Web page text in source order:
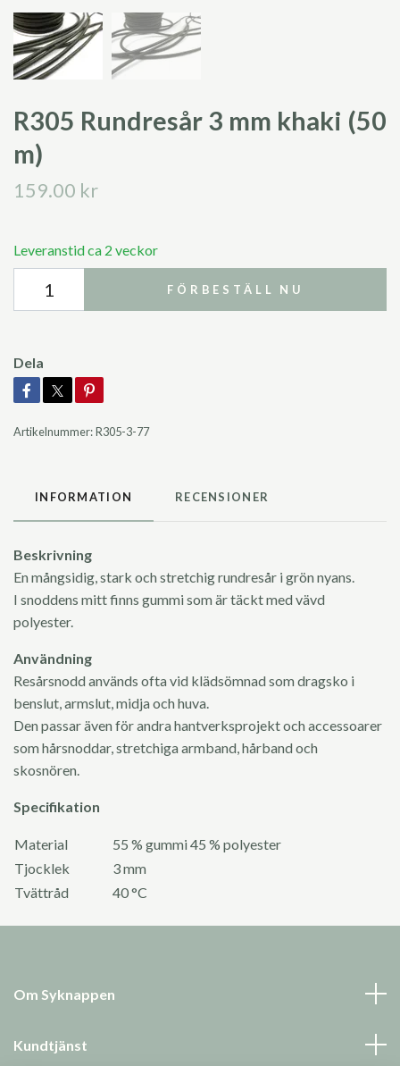
R305 Rundresår 3 mm khaki (50
m)
159.00 kr
Leveranstid ca 2 veckor
FÖRBESTÄLL NU
Dela
Artikelnummer:R305-3-77
INFORMATION RECENSIONER
Beskrivning
En mångsidig, stark och stretchig rundresår i grön nyans.
I snoddens mitt finns gummi som är täckt med vävd
polyester.
Användning
Resårsnodd används ofta vid klädsömnad som dragsko i
benslut, armslut, midja och huva.
Den passar även för andra hantverksprojekt och accessoarer
som hårsnoddar, stretchiga armband, hårband och
skosnören.
Specifikation
Material
55 % gummi 45 % polyester
Tjocklek
3 mm
Tvättråd
40 °C
Om Syknappen
Kundtjänst